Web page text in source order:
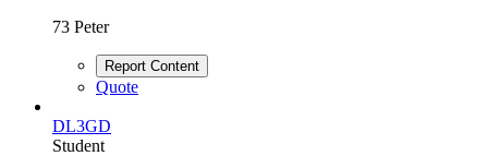
73 Peter
Report Content
Quote
DL3GD
Student